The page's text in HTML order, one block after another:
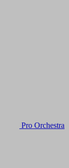
Pro Orchestra